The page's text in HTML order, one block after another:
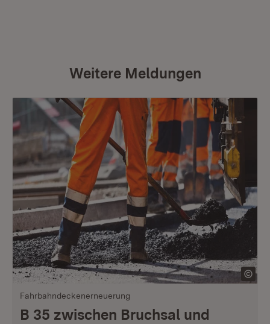
Weitere Meldungen
Fahrbahndeckenerneuerung
B 35 zwischen Bruchsal und